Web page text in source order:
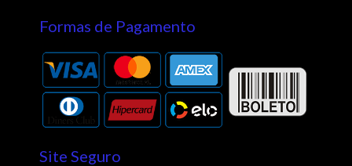
Formas de Pagamento
Site Seguro